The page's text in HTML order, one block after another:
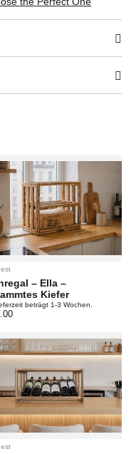
– Ella –
Kiefer
beträgt 1-3 Wochen.